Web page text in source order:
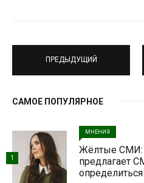
ПРЕДЫДУЩИЙ
САМОЕ ПОПУЛЯРНОЕ
МНЕНИЯ
Жёлтые СМИ:
предлагает
1